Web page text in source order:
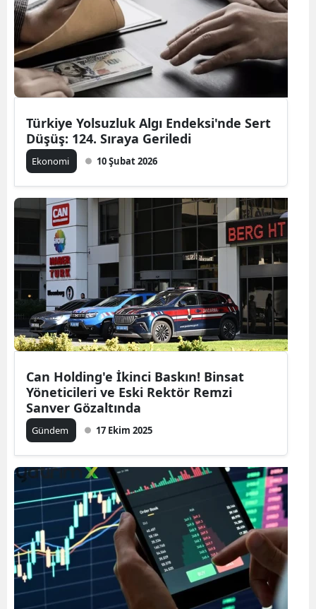
Türkiye Yolsuzluk Algı Endeksi'nde Sert
Düşüş: 124. Sıraya Geriledi
Ekonomi 10 Şubat 2026
Can Holding'e İkinci Baskın! Binsat
Yöneticileri ve Eski Rektör Remzi
Sanver Gözaltında
Gündem 17 Ekim 2025